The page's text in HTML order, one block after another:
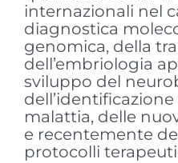
internazionali nel
diagnostica
genomica, della
dell’embriologia
sviluppo del
malattia, delle
e recentemente
protocolli